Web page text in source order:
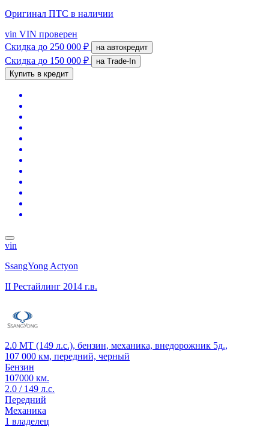
Оригинал ПТС в наличии
vin VIN проверен
Скидка до 250 000 ₽ на автокредит
Скидка до 150 000 ₽
на Trade-In
Купить в кредит
vin
SsangYong Actyon
II Рестайлинг 2014 г.в.
2.0 MT (149 л.с.), бензин, механика, внедорожник 5д.,
107 000 км, передний, черный
Бензин
107000 км.
2.0 / 149 л.с.
Передний
Механика
1 владелец